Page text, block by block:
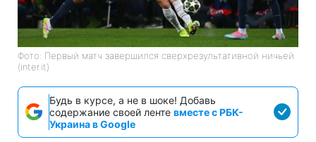
Фото: Первый матч завершился сверхрезультативной ничьей
(inter.it)
Будь в курсе, а не в шоке! Добавь
содержание своей ленте вместе с РБК-
Украина в Google